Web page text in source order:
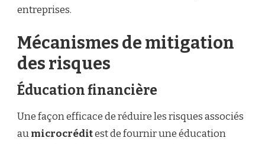
entreprises.
Mécanismes de mitigation
des risques
Éducation financière
Une façon efficace de réduire les risques associés
aumicrocréditest de fournir une éducation